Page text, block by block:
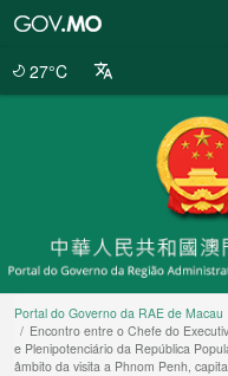
27°C
Portal do Governo da RAE de Macau
Encontro entre o Chefe do
e Plenipotenciário da República
âmbito da visita a Phnom Penh,